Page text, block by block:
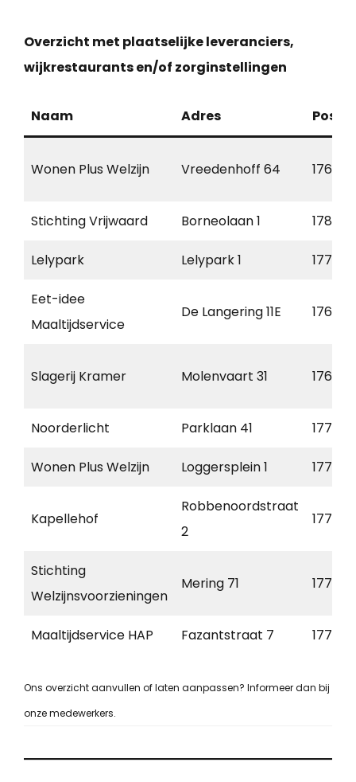
Overzicht met plaatselijke leveranciers,
wijkrestaurants en/of zorginstellingen
Naam Adres
Wonen Plus Welzijn Vreedenhoff 64 1761 BR
Stichting Vrijwaard Borneolaan 1 1781 DL
Lelypark Lelypark 1 1771
Eet-idee
Maaltijdservice
De Langering 11E 1761 AS
Slagerij Kramer Molenvaart 31 1761 AA
Noorderlicht Parklaan 41 1777
Wonen Plus Welzijn Loggersplein 1 1771 CE
Kapellehof
Robbenoordstraat
2
1779
Stichting
Welzijnsvoorzieningen
Mering 71 1777
Maaltijdservice HAP Fazantstraat 7 1771 CP
Ons overzicht aanvullen of laten aanpassen? Informeer dan bij
onze medewerkers.